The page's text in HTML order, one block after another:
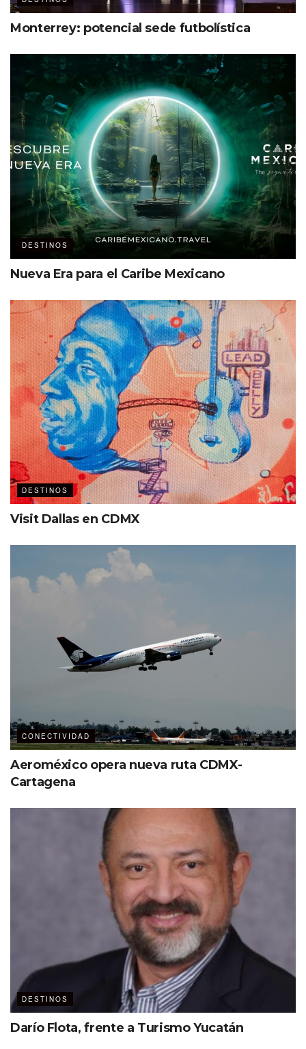
Monterrey: potencial sede futbolística
DESTINOS
Nueva Era para el Caribe Mexicano
DESTINOS
Visit Dallas en CDMX
CONECTIVIDAD
Aeroméxico opera nueva ruta CDMX-
Cartagena
DESTINOS
Darío Flota, frente a Turismo Yucatán